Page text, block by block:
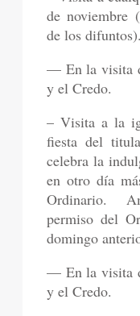
de noviembre
de los difuntos).
— En la visita
y el Credo.
– Visita a la
fiesta del
celebra la
en otro día
Ordinario.
permiso del
domingo
— En la visita
y el Credo.